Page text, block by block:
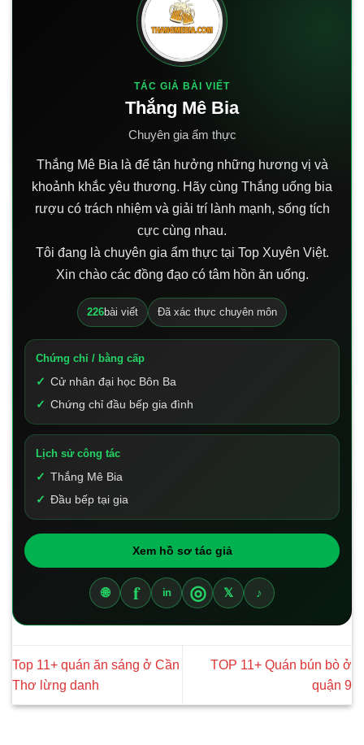
TÁC GIẢ BÀI VIẾT
Thắng Mê Bia
Chuyên gia ẩm thực
Thắng Mê Bia là để tận hưởng những hương vị và
khoảnh khắc yêu thương. Hãy cùng Thắng uống bia
rượu có trách nhiệm và giải trí lành mạnh, sống tích
cực cùng nhau.
Tôi đang là chuyên gia ẩm thực tại Top Xuyên Việt.
Xin chào các đồng đạo có tâm hồn ăn uống.
226bài viết Đã xác thực chuyên môn
Chứng chỉ / bằng cấp
Cử nhân đại học Bôn Ba
Chứng chỉ đầu bếp gia đình
Lịch sử công tác
Thắng Mê Bia
Đầu bếp tại gia
Xem hồ sơ tác giả
🌐 f in ◎ 𝕏 ♪
Top 11+ quán ăn sáng ở Cần
Thơ lừng danh
TOP 11+ Quán bún bò ở
quận 9